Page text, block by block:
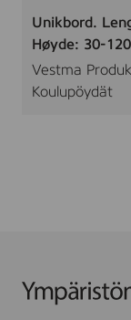
Unikbord.
Høyde: 30-
Vestma
Koulupöydät